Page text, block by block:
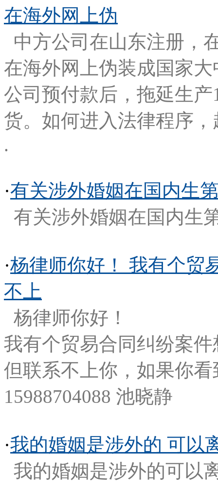
在海外网上伪
中方公司在山东注册，
在海外网上伪装成国家
公司预付款后，拖延生
货。如何进入法律程序，
.
·有关涉外婚姻在国内生
有关涉外婚姻在国内生
·杨律师你好！ 我有个贸
不上
杨律师你好！
我有个贸易合同纠纷案件
但联系不上你，如果你
15988704088 池晓静
·我的婚姻是涉外的 可以
我的婚姻是涉外的可以